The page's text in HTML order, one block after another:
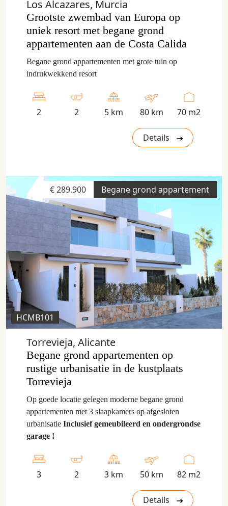
Los Alcazares, Murcia
Grootste zwembad van Europa op
uniek resort met begane grond
appartementen aan de Costa Calida
Begane grond appartementen met grote tuin op
indrukwekkend resort
2 2 5 km 80 km 70 m2
Details
Begane grond appartement
€ 289.900
HCMB101
Torrevieja, Alicante
Begane grond appartementen op
rustige urbanisatie in de kustplaats
Torrevieja
Op goede locatie gelegen moderne begane grond
appartementen met 3 slaapkamers op afgesloten
urbanisatie Inclusief gemeubileerd en ondergrondse
garage !
3 2 3 km 50 km 82 m2
Details